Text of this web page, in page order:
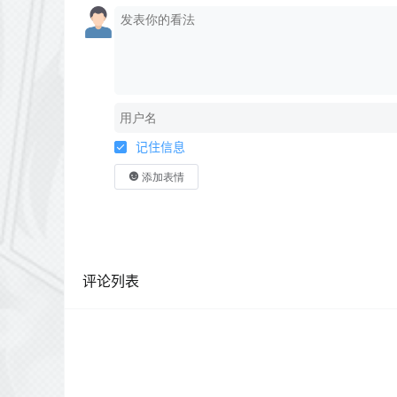
记住信息
添加表情
评论列表